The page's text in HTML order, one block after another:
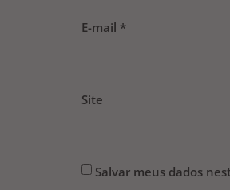
E-mail *
Site
Salvar meus dados